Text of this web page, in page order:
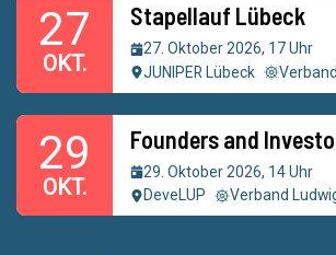
27
OKT.
Stapellauf Lübeck
27. Oktober 2026, 17 Uhr
JUNIPER Lübeck
29
OKT.
Founders and
29. Oktober 2026, 14 Uhr
DeveLUP
Verband